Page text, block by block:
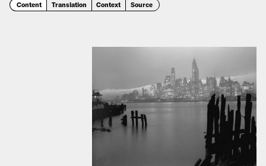
Content Translation Context Source